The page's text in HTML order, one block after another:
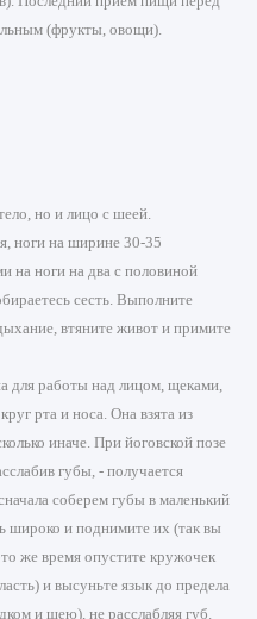
(фрукты, овощи).
но и лицо с шеей.
ноги на ширине 30-35
на ноги на два с половиной
сесть. Выполните
втяните живот и примите
для работы над лицом, щеками,
рта и носа. Она взята из
иначе. При йоговской позе
губы, - получается
соберем губы в маленький
широко и поднимите их (так вы
же время опустите кружочек
и высуньте язык до предела
и шею), не расслабляя губ.